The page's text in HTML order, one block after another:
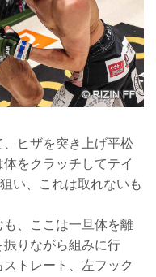
ヒザを突き上げ平松
をクラッチしてテイ
い、これは取れないも
、ここは一旦体を離
りながら組みに行
トレート、左フック